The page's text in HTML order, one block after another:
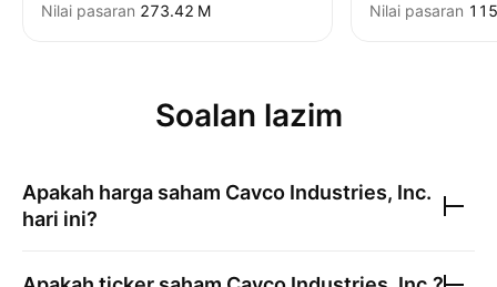
Nilai pasaran ‪273.42 M‬
Nilai pasaran
Soalan lazim
Apakah harga saham Cavco Industries, Inc.
hari ini?